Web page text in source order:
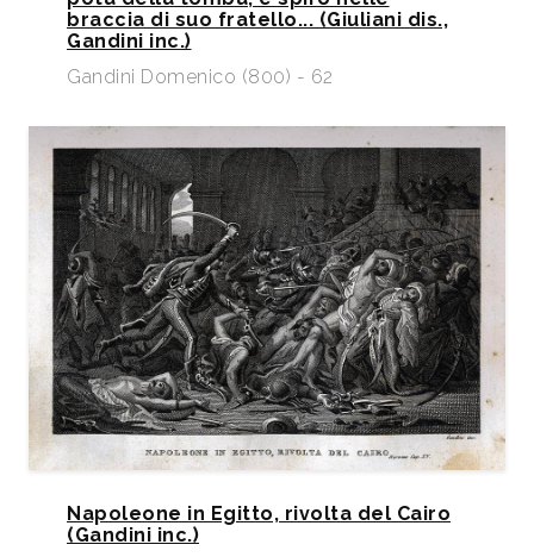
braccia di suo fratello... (Giuliani dis.,
Gandini inc.)
Gandini Domenico (800) - 62
Napoleone in Egitto, rivolta del Cairo
(Gandini inc.)